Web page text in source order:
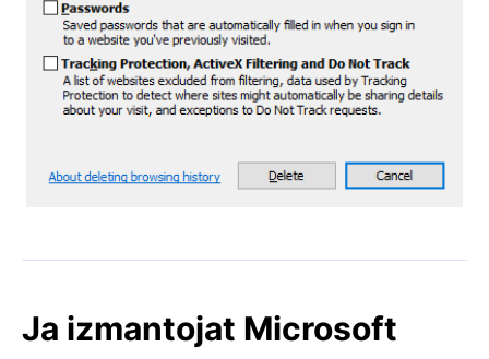
Ja izmantojat Microsoft